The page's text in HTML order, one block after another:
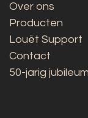
Over ons
Producten
Louët Support
Contact
50-jarig